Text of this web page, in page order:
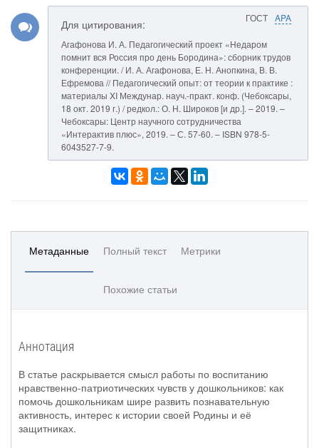
ГОСТ APA
Для цитирования:
Агафонова И. А. Педагогический проект «Недаром
помнит вся Россия про день Бородина»: сборник трудов
конференции. / И. А. Агафонова, Е. Н. Анопкина, В. В.
Ефремова // Педагогический опыт: от теории к практике :
материалы XI Междунар. науч.-практ. конф. (Чебоксары,
18 окт. 2019 г.) / редкол.: О. Н. Широков [и др.]. – 2019. –
Чебоксары: Центр научного сотрудничества
«Интерактив плюс», 2019. – С. 57-60. – ISBN 978-5-
6043527-7-9.
Метаданные Полный текст Метрики
Похожие статьи
Аннотация
В статье раскрывается смысл работы по воспитанию
нравственно-патриотических чувств у дошкольников: как
помочь дошкольникам шире развить познавательную
активность, интерес к истории своей Родины и её
защитниках.